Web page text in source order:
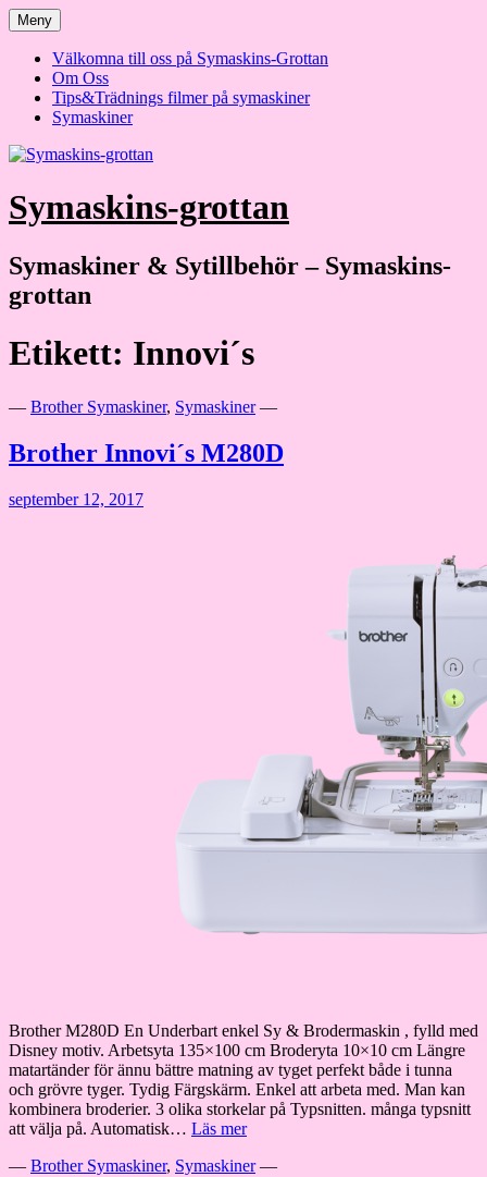
Hoppa
till
innehåll
Meny
Välkomna till oss på Symaskins-Grottan
Om Oss
Tips&Trädnings filmer på symaskiner
Symaskiner
Symaskins-grottan
Symaskiner & Sytillbehör – Symaskins-
grottan
Etikett: Innovi´s
— Brother Symaskiner, Symaskiner—
Brother Innovi´s M280D
september 12, 2017
Brother M280D En Underbart enkel Sy & Brodermaskin , fylld med
Disney motiv. Arbetsyta 135×100 cm Broderyta 10×10 cm Längre
matartänder för ännu bättre matning av tyget perfekt både i tunna
och grövre tyger. Tydig Färgskärm. Enkel att arbeta med. Man kan
kombinera broderier. 3 olika storkelar på Typsnitten. många typsnitt
att välja på. Automatisk… Läs merBrother
´s
— Brother Symaskiner, Symaskiner—